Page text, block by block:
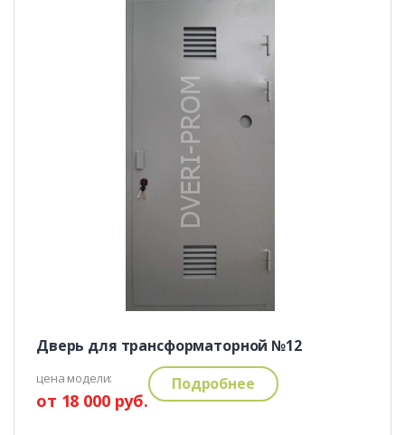
Дверь для трансформаторной №12
цена модели:
от 18 000 руб.
Подробнее